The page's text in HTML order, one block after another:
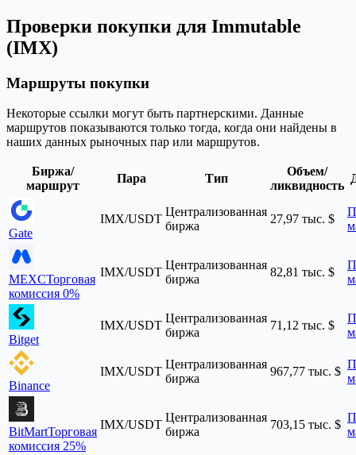
Проверки покупки для Immutable
(IMX)
Маршруты покупки
Некоторые ссылки могут быть партнерскими. Данные
маршрутов показываются только тогда, когда они найдены в
наших данных рыночных пар или маршрутов.
Биржа/
маршрут
Пара Тип
Объем/
ликвидность
Gate
IMX/USDT
Централизованная
биржа
27,97 тыс. $
MEXCТорговая
комиссия 0%
IMX/USDT
Централизованная
биржа
82,81 тыс. $
Bitget
IMX/USDT
Централизованная
биржа
71,12 тыс. $
Binance
IMX/USDT
Централизованная
биржа
967,77 тыс. $
BitMartТорговая
комиссия 25%
IMX/USDT
Централизованная
биржа
703,15 тыс. $